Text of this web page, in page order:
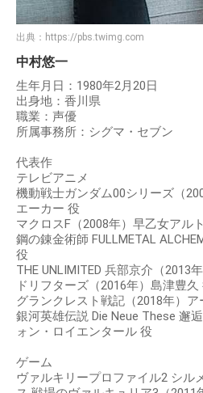
出典： https://pbs.twimg.com
中村悠一
生年月日：1980年2月20日
出身地：香川県
職業：声優
所属事務所：シグマ・セブン
代表作
テレビアニメ
機動戦士ガンダム00シリーズ（
エーカー 役
マクロスF（2008年）早乙女アル
鋼の錬金術師 FULLMETAL
役
THE UNLIMITED 兵部京介（2013
ドリフターズ（2016年）島津豊久
グランクレスト戦記（2018年）
銀河英雄伝説 Die Neue These 邂
ォン・ロイエンタール 役
ゲーム
ヴァルキリープロファイル2 シル